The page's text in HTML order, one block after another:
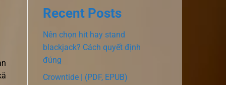
Recent Posts
Nên chọn hit hay stand
blackjack? Cách quyết định
đúng
Crowntide | (PDF, EPUB)